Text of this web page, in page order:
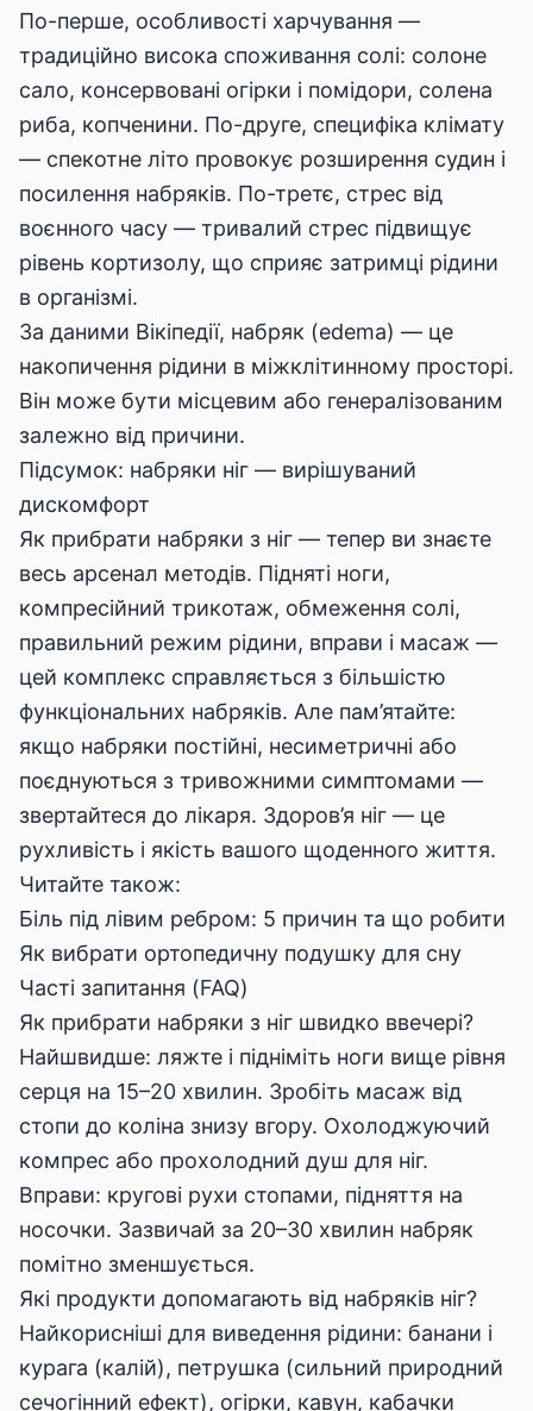
По-перше, особливості харчування —
традиційно висока споживання солі: солоне
сало, консервовані огірки і помідори, солена
риба, копченини. По-друге, специфіка клімату
— спекотне літо провокує розширення судин і
посилення набряків. По-третє, стрес від
воєнного часу — тривалий стрес підвищує
рівень кортизолу, що сприяє затримці рідини
в організмі.
За даними Вікіпедії, набряк (edema) — це
накопичення рідини в міжклітинному просторі.
Він може бути місцевим або генералізованим
залежно від причини.
Підсумок: набряки ніг — вирішуваний
дискомфорт
Як прибрати набряки з ніг — тепер ви знаєте
весь арсенал методів. Підняті ноги,
компресійний трикотаж, обмеження солі,
правильний режим рідини, вправи і масаж —
цей комплекс справляється з більшістю
функціональних набряків. Але пам’ятайте:
якщо набряки постійні, несиметричні або
поєднуються з тривожними симптомами —
звертайтеся до лікаря. Здоров’я ніг — це
рухливість і якість вашого щоденного життя.
Читайте також:
Біль під лівим ребром: 5 причин та що робити
Як вибрати ортопедичну подушку для сну
Часті запитання (FAQ)
Як прибрати набряки з ніг швидко ввечері?
Найшвидше: ляжте і підніміть ноги вище рівня
серця на 15–20 хвилин. Зробіть масаж від
стопи до коліна знизу вгору. Охолоджуючий
компрес або прохолодний душ для ніг.
Вправи: кругові рухи стопами, підняття на
носочки. Зазвичай за 20–30 хвилин набряк
помітно зменшується.
Які продукти допомагають від набряків ніг?
Найкорисніші для виведення рідини: банани і
курага (калій), петрушка (сильний природний
сечогінний ефект), огірки, кавун, кабачки